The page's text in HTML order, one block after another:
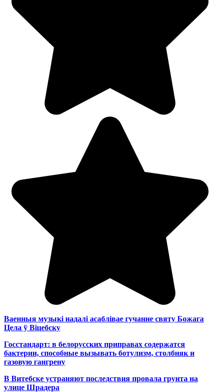
Ваенныя музыкі надалі асаблівае гучанне святу Божага
Цела ў Віцебску
Госстандарт: в белорусских приправах содержатся
бактерии, способные вызывать ботулизм, столбняк и
газовую гангрену
В Витебске устраняют последствия провала грунта на
улице Шрадера